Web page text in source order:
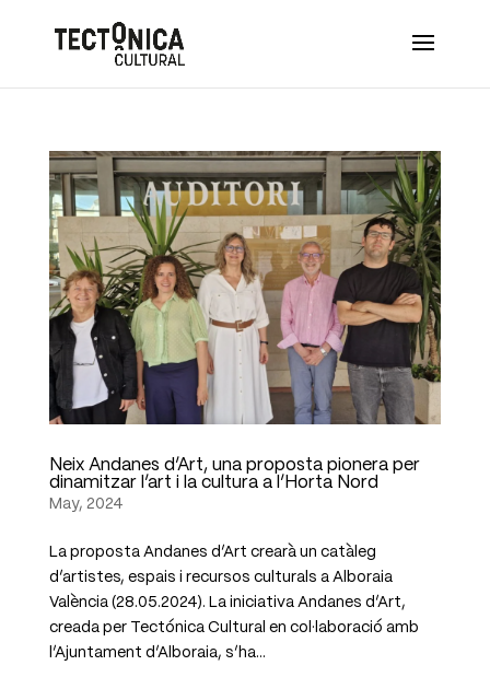
Neix Andanes d’Art, una proposta pionera per
dinamitzar l’art i la cultura a l’Horta Nord
May, 2024
La proposta Andanes d’Art crearà un catàleg
d’artistes, espais i recursos culturals a Alboraia
València (28.05.2024). La iniciativa Andanes d’Art,
creada per Tectónica Cultural en col·laboració amb
l’Ajuntament d’Alboraia, s’ha...